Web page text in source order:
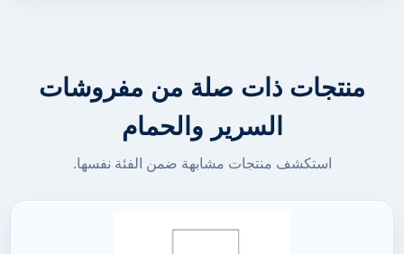
منتجات ذات صلة من مفروشات
السرير والحمام
استكشف منتجات مشابهة ضمن الفئة نفسها.